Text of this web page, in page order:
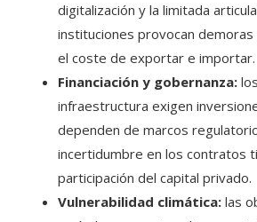
digitalización y la limitada
instituciones provocan
el coste de exportar e importar.
Financiación y gobernanza:
infraestructura exigen
dependen de marcos
incertidumbre en los contratos
participación del capital privado.
Vulnerabilidad climática: las